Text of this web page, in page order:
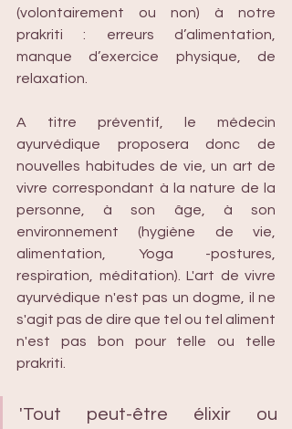
(volontairement ou non) à notre
prakriti : erreurs d’alimentation,
manque d’exercice physique, de
relaxation.
A titre préventif, le médecin
ayurvédique proposera donc de
nouvelles habitudes de vie, un art de
vivre correspondant à la nature de la
personne, à son âge, à son
environnement (hygiène de vie,
alimentation, Yoga -postures,
respiration, méditation). L'art de vivre
ayurvédique n'est pas un dogme, il ne
s'agit pas de dire que tel ou tel aliment
n'est pas bon pour telle ou telle
prakriti.
'Tout peut-être élixir ou